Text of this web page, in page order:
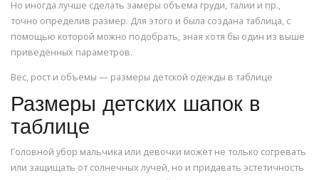
Но иногда лучше сделать замеры объема груди, талии и пр.,
точно определив размер. Для этого и была создана таблица, с
помощью которой можно подобрать, зная хотя бы один из выше
приведённых параметров.
Вес, рост и объемы — размеры детской одежды в таблице
Размеры детских шапок в
таблице
Головной убор мальчика или девочки может не только согревать
или защищать от солнечных лучей, но и придавать эстетичность